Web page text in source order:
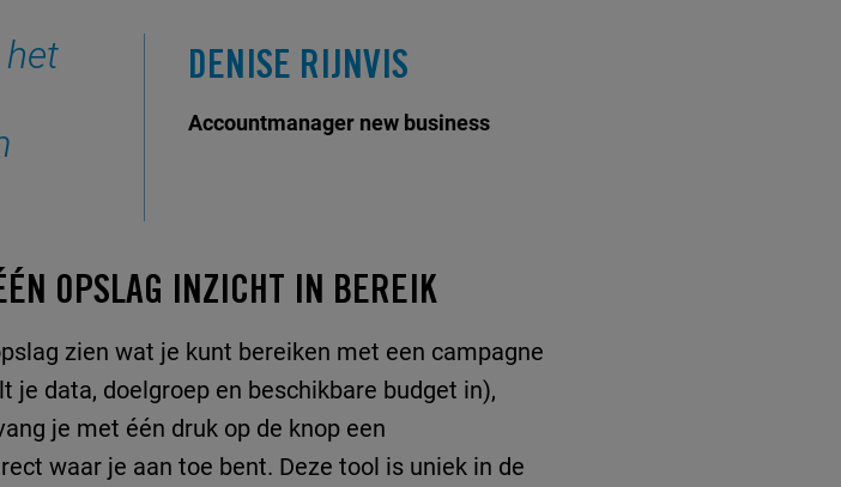
DENISE RIJNVIS
Accountmanager new business
OPSLAG INZICHT IN BEREIK
zien wat je kunt bereiken met een campagne
je data, doelgroep en beschikbare budget in),
je met één druk op de knop een
waar je aan toe bent. Deze tool is uniek in de